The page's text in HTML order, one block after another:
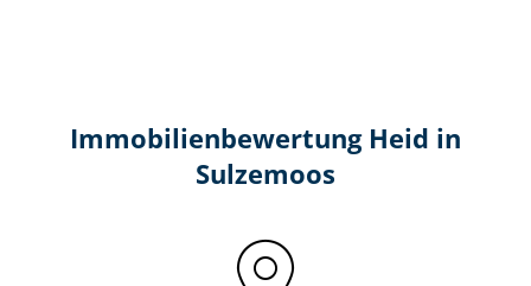
Immobilien­bewertung Heid in
Sulzemoos